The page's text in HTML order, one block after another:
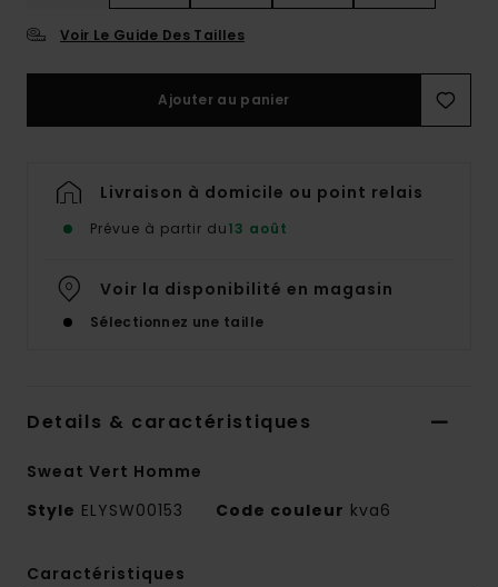
Voir Le Guide Des Tailles
Ajouter au panier
Livraison à domicile ou point relais
Prévue à partir du13 août
Voir la disponibilité en magasin
Sélectionnez une taille
Details & caractéristiques
Sweat Vert Homme
Style ELYSW00153 Code couleur kva6
Caractéristiques